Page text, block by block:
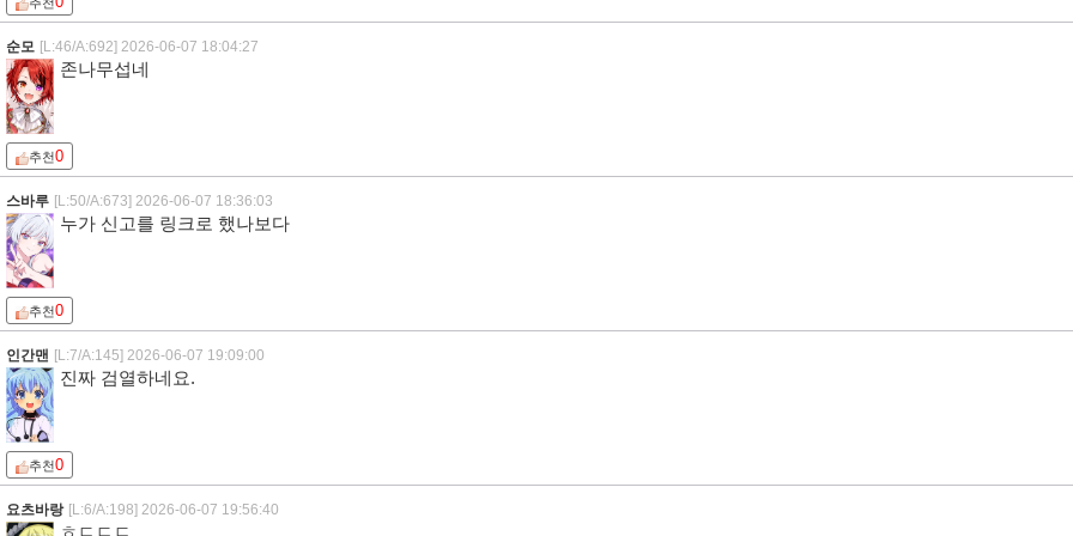
추천
순모 [L:46/A:692] 2026-06-07 18:04:27
존나무섭네
추천0
스바루 [L:50/A:673] 2026-06-07 18:36:03
누가 신고를 링크로 했나보다
추천0
인간맨 [L:7/A:145] 2026-06-07 19:09:00
진짜 검열하네요.
추천0
요츠바랑 [L:6/A:198] 2026-06-07 19:56:40